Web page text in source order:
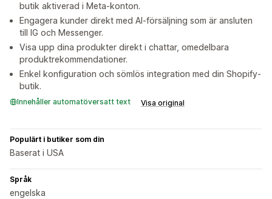
butik aktiverad i Meta-konton.
Engagera kunder direkt med AI-försäljning som är ansluten
till IG och Messenger.
Visa upp dina produkter direkt i chattar, omedelbara
produktrekommendationer.
Enkel konfiguration och sömlös integration med din Shopify-
butik.
Innehåller automatöversatt text Visa original
Populärt i butiker som din
Baserat i USA
Språk
engelska